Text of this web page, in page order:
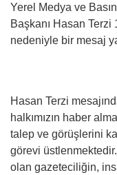
Yerel Medya ve
Başkanı Hasan
nedeniyle bir mesaj
Hasan Terzi
halkımızın haber
talep ve görüşlerini
görevi
olan gazeteciliğin,